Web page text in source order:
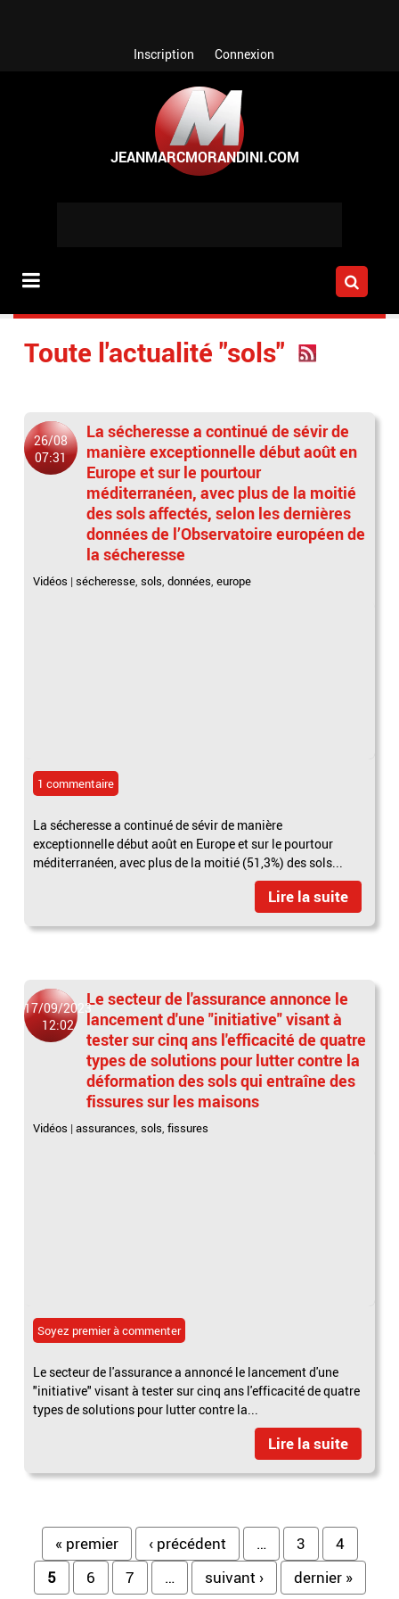
Inscription Connexion
Toute l'actualité "sols"
26/08
07:31
La sécheresse a continué de sévir de
manière exceptionnelle début août en
Europe et sur le pourtour
méditerranéen, avec plus de la moitié
des sols affectés, selon les dernières
données de l’Observatoire européen de
la sécheresse
Vidéos |sécheresse,sols,données,europe
1 commentaire
La sécheresse a continué de sévir de manière
exceptionnelle début août en Europe et sur le pourtour
méditerranéen, avec plus de la moitié (51,3%) des sols...
Lire la suite
17/09/2023
12:02
Le secteur de l'assurance annonce le
lancement d'une "initiative" visant à
tester sur cinq ans l'efficacité de quatre
types de solutions pour lutter contre la
déformation des sols qui entraîne des
fissures sur les maisons
Vidéos |assurances,sols,fissures
Soyez premier à commenter
Le secteur de l'assurance a annoncé le lancement d'une
"initiative" visant à tester sur cinq ans l'efficacité de quatre
types de solutions pour lutter contre la...
Lire la suite
Pages
« premier ‹ précédent … 3
4
5
6 7 … suivant › dernier »